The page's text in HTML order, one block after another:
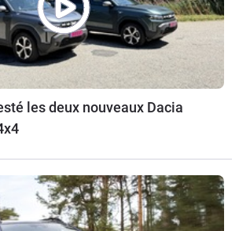
les deux nouveaux Dacia